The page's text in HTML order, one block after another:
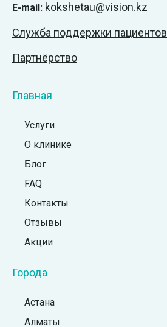
E-mail: kokshetau@vision.kz
Служба поддержки пациентов
Партнёрство
Главная
Услуги
О клинике
Блог
FAQ
Контакты
Отзывы
Акции
Города
Астана
Алматы